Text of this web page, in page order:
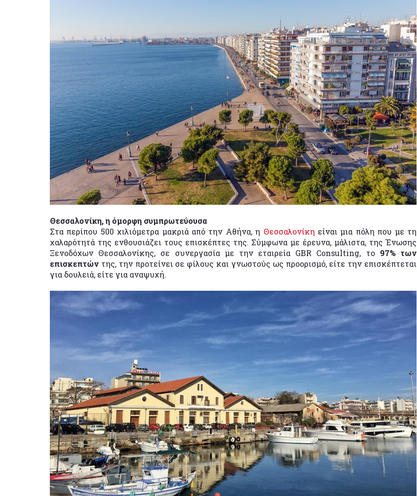
Θεσσαλονίκη, η όμορφη συμπρωτεύουσα
Στα περίπου 500 χιλιόμετρα μακριά από την Αθήνα, η Θεσσαλονίκη είναι μια πόλη που με τη
χαλαρότητά της ενθουσιάζει τους επισκέπτες της. Σύμφωνα με έρευνα, μάλιστα, της Ένωσης
Ξενοδόχων Θεσσαλονίκης, σε συνεργασία με την εταιρεία GBR Consulting, το97% των
επισκεπτών της, την προτείνει σε φίλους και γνωστούς ως προορισμό, είτε την επισκέπτεται
για δουλειά, είτε για αναψυχή.